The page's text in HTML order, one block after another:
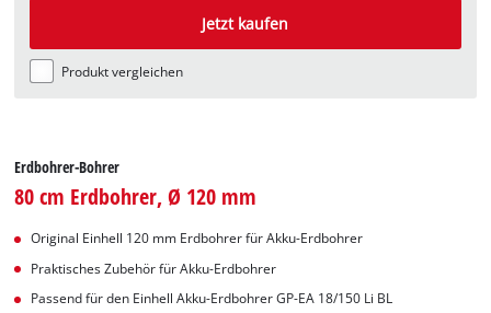
Jetzt kaufen
Produkt vergleichen
Erdbohrer-Bohrer
80 cm Erdbohrer, Ø 120 mm
Original Einhell 120 mm Erdbohrer für Akku-Erdbohrer
Praktisches Zubehör für Akku-Erdbohrer
Passend für den Einhell Akku-Erdbohrer GP-EA 18/150 Li BL